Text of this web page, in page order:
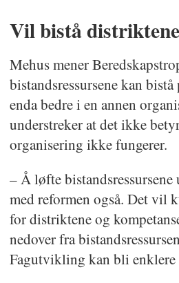
Vil bistå
Mehus mener
bistandsressursene kan
enda bedre i en annen
understreker at det ikke
organisering ikke fungerer.
– Å løfte
med reformen også. Det vil
for distriktene og
nedover fra
Fagutvikling kan bli enklere